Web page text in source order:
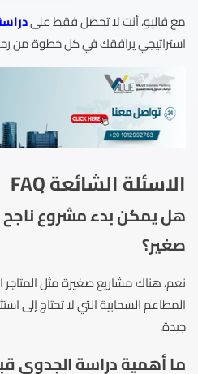
مع فاليو، أنت لا تحصل فقط على
استراتيجي يرافقك في كل خطوة من
الاسئلة الشائعة FAQ
هل يمكن بدء مشروع
صغير؟
نعم، هناك مشاريع صغيرة مثل المتاجر
المطاعم السحابية التي لا تحتاج إلى
جيدة.
ما أهمية دراسة الجدوى